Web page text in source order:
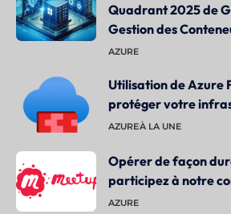
Quadrant 2025 de
Gestion des
AZURE
Utilisation de Azure
protéger votre
AZUREÀ LA UNE
Opérer de façon
participez à notre
AZURE